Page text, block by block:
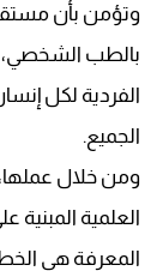
وتؤمن بأن
بالطب الشخصي،
الفردية لكل
الجميع.
ومن خلال
العلمية
المعرفة هي